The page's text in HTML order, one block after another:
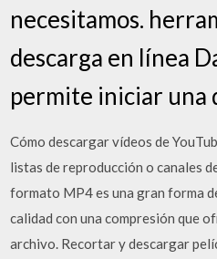
necesitamos.
descarga en línea
permite iniciar una
Cómo descargar vídeos de
listas de reproducción o canales
formato MP4 es una gran forma
calidad con una compresión que
archivo. Recortar y descargar